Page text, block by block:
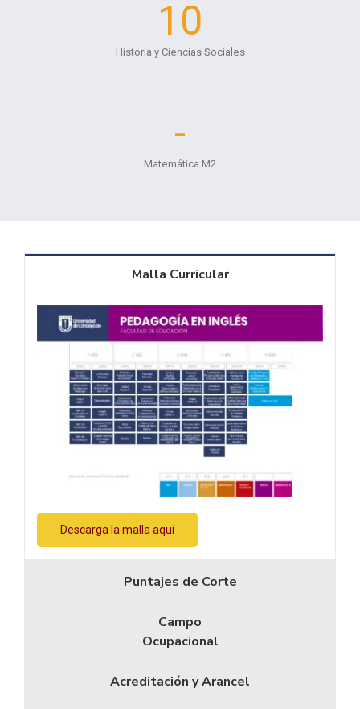
10
Historia y Ciencias Sociales
-
Matemática M2
Malla Curricular
Descarga la malla aquí
Puntajes de Corte
Campo
Ocupacional
Acreditación y Arancel